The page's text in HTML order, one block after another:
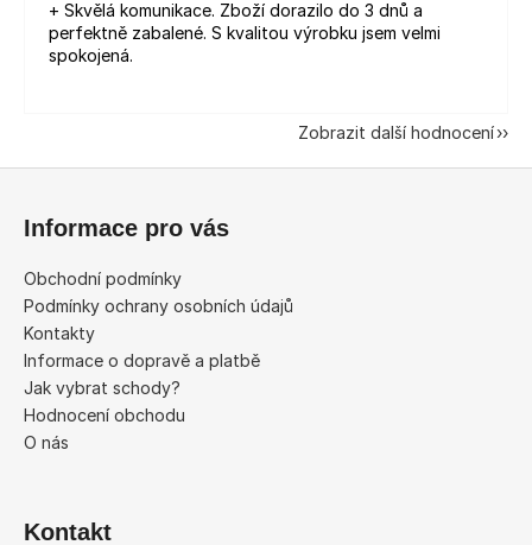
+ Skvělá komunikace. Zboží dorazilo do 3 dnů a
perfektně zabalené. S kvalitou výrobku jsem velmi
spokojená.
Zobrazit další hodnocení
Informace pro vás
Obchodní podmínky
Podmínky ochrany osobních údajů
Kontakty
Informace o dopravě a platbě
Jak vybrat schody?
Hodnocení obchodu
O nás
Kontakt